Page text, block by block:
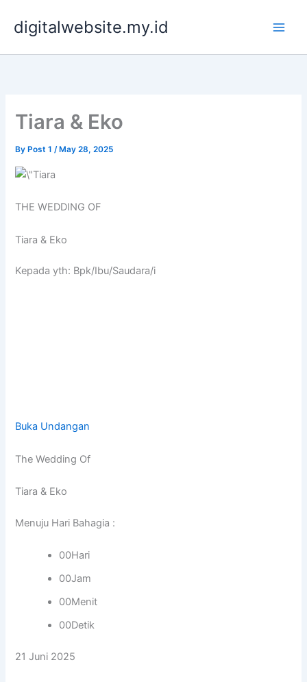
content
digitalwebsite.my.id
Tiara & Eko
By Post 1/ May 28, 2025
THE WEDDING OF
Tiara & Eko
Kepada yth: Bpk/Ibu/Saudara/i
Buka Undangan
The Wedding Of
Tiara & Eko
Menuju Hari Bahagia :
00Hari
00Jam
00Menit
00Detik
21 Juni 2025